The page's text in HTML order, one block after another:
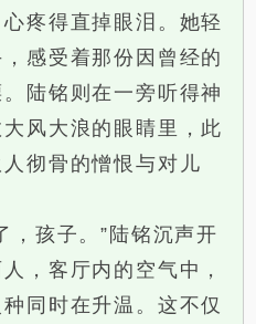
得直掉眼泪。她轻
感受着那份因曾经的
陆铭则在一旁听得神
风大浪的眼睛里，此
彻骨的憎恨与对儿
孩子。”陆铭沉声开
，客厅内的空气中，
同时在升温。这不仅